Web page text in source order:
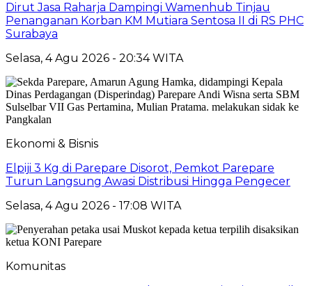
Dirut Jasa Raharja Dampingi Wamenhub Tinjau
Penanganan Korban KM Mutiara Sentosa II di RS PHC
Surabaya
Selasa, 4 Agu 2026 - 20:34 WITA
Ekonomi & Bisnis
Elpiji 3 Kg di Parepare Disorot, Pemkot Parepare
Turun Langsung Awasi Distribusi Hingga Pengecer
Selasa, 4 Agu 2026 - 17:08 WITA
Komunitas